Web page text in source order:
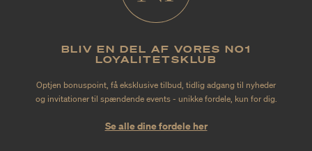
BLIV EN DEL AF VORES NO1
LOYALITETSKLUB
Optjen bonuspoint, få eksklusive tilbud, tidlig adgang til nyheder
og invitationer til spændende events - unikke fordele, kun for dig.
Se alle dine fordele her